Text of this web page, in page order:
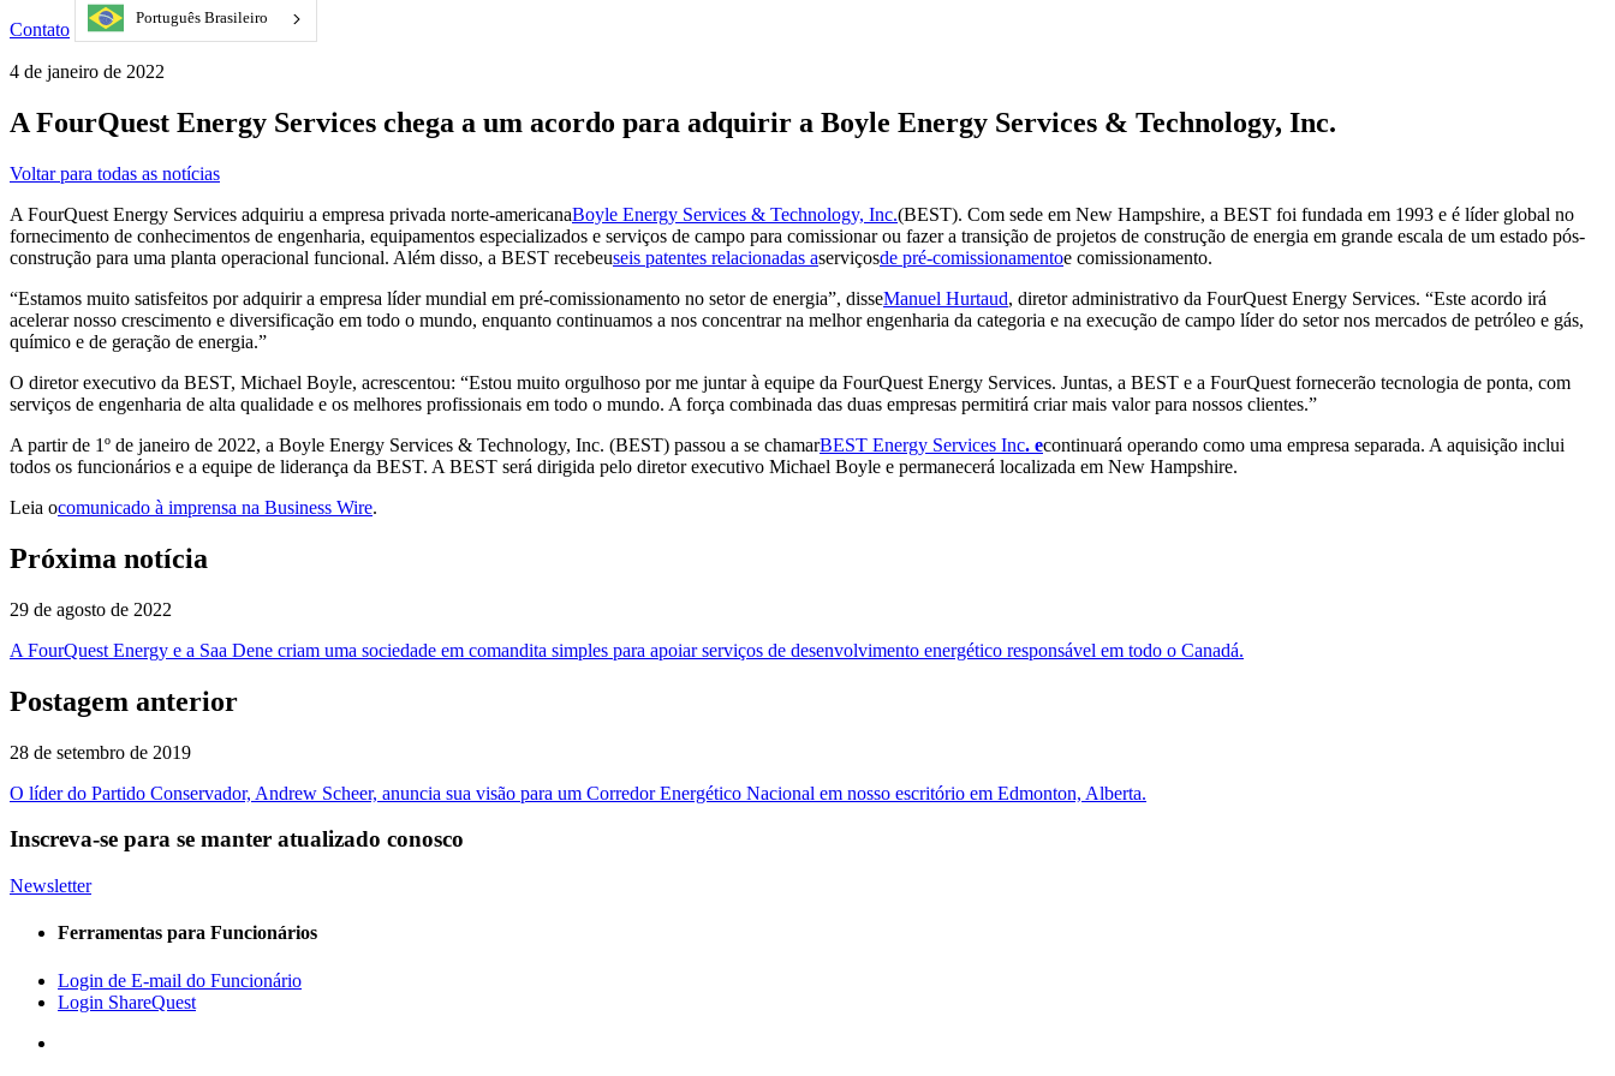
Contato
Português Brasileiro
4 de janeiro de 2022
A FourQuest Energy Services chega a um acordo para adquirir a Boyle Energy Services & Technology, Inc.
Voltar para todas as notícias
A FourQuest Energy Services adquiriu a empresa privada norte-americanaBoyle Energy Services & Technology, Inc.(BEST). Com sede em New Hampshire, a BEST foi fundada em 1993 e é líder global no
fornecimento de conhecimentos de engenharia, equipamentos especializados e serviços de campo para comissionar ou fazer a transição de projetos de construção de energia em grande escala de um estado pós-
construção para uma planta operacional funcional. Além disso, a BEST recebeuseis patentes relacionadas aserviçosde pré-comissionamentoe comissionamento.
“Estamos muito satisfeitos por adquirir a empresa líder mundial em pré-comissionamento no setor de energia”, disseManuel Hurtaud, diretor administrativo da FourQuest Energy Services. “Este acordo irá
acelerar nosso crescimento e diversificação em todo o mundo, enquanto continuamos a nos concentrar na melhor engenharia da categoria e na execução de campo líder do setor nos mercados de petróleo e gás,
químico e de geração de energia.”
O diretor executivo da BEST, Michael Boyle, acrescentou: “Estou muito orgulhoso por me juntar à equipe da FourQuest Energy Services. Juntas, a BEST e a FourQuest fornecerão tecnologia de ponta, com
serviços de engenharia de alta qualidade e os melhores profissionais em todo o mundo. A força combinada das duas empresas permitirá criar mais valor para nossos clientes.”
A partir de 1º de janeiro de 2022, a Boyle Energy Services & Technology, Inc. (BEST) passou a se chamarBEST Energy Services Inc. econtinuará operando como uma empresa separada. A aquisição inclui
todos os funcionários e a equipe de liderança da BEST. A BEST será dirigida pelo diretor executivo Michael Boyle e permanecerá localizada em New Hampshire.
Leia ocomunicado à imprensa na Business Wire.
Próxima notícia
29 de agosto de 2022
A FourQuest Energy e a Saa Dene criam uma sociedade em comandita simples para apoiar serviços de desenvolvimento energético responsável em todo o Canadá.
Postagem anterior
28 de setembro de 2019
O líder do Partido Conservador, Andrew Scheer, anuncia sua visão para um Corredor Energético Nacional em nosso escritório em Edmonton, Alberta.
Inscreva-se para se manter atualizado conosco
Newsletter
Ferramentas para Funcionários
Login de E-mail do Funcionário
Login ShareQuest